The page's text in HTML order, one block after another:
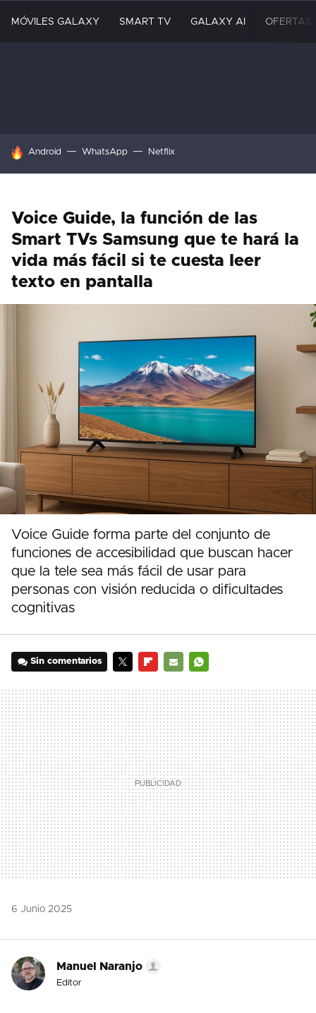
MÓVILES GALAXY SMART TV GALAXY AI OFERTAS
HOY SE HABLA DE
Android WhatsApp Netflix
Voice Guide, la función de las
Smart TVs Samsung que te hará la
vida más fácil si te cuesta leer
texto en pantalla
Voice Guide forma parte del conjunto de
funciones de accesibilidad que buscan hacer
que la tele sea más fácil de usar para
personas con visión reducida o dificultades
cognitivas
Sin comentarios
MAIL
6 Junio 2025
Manuel Naranjo
Editor